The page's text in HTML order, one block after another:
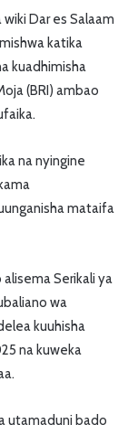
Dar es Salaam
katika
kuadhimisha
(BRI) ambao
na nyingine
mataifa
Serikali ya
wa
kuuhisha
na kuweka
utamaduni bado